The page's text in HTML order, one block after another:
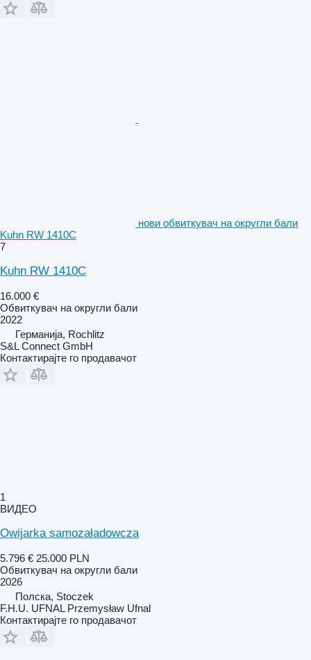
нови обвиткувач на округли бали
Kuhn RW 1410C
7
Kuhn RW 1410C
16.000 €
Обвиткувач на округли бали
2022
Германија, Rochlitz
S&L Connect GmbH
Контактирајте го продавачот
1
ВИДЕО
Owijarka samozaładowcza
5.796 € 25.000 PLN
Обвиткувач на округли бали
2026
Полска, Stoczek
F.H.U. UFNAL Przemysław Ufnal
Контактирајте го продавачот